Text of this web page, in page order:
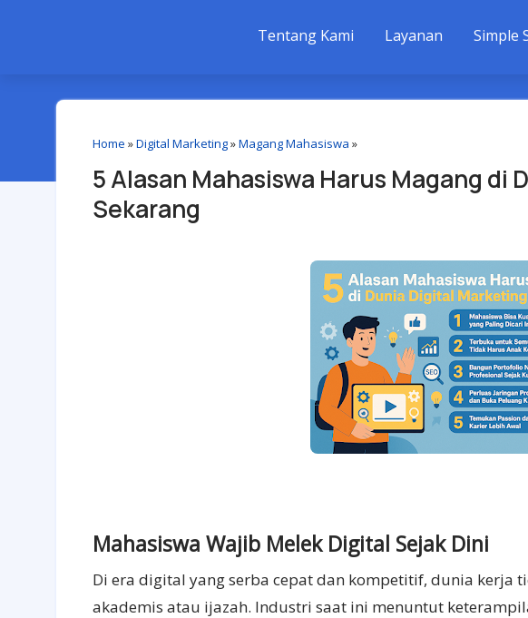
Tentang Kami Layanan Simple
Home »Digital Marketing»Magang Mahasiswa »
5 Alasan Mahasiswa Harus Magang di
Sekarang
Mahasiswa Wajib Melek Digital Sejak Dini
Di era digital yang serba cepat dan kompetitif, dunia kerja
akademis atau ijazah. Industri saat ini menuntut